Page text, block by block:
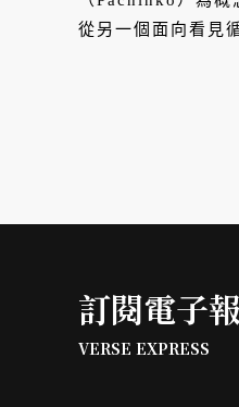
從另一個面向看見
訂閱電子
VERSE EXPRESS